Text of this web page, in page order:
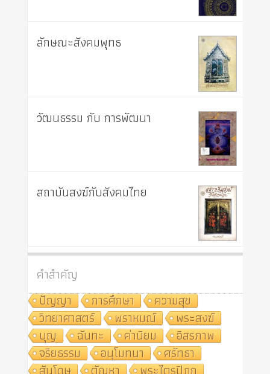
ลักษณะสังคมพุทธ
วัฒนธรรม กับ การพัฒนา
สถาบันสงฆ์กับสังคมไทย
คำสำคัญ
ปัญญา
การศึกษา
ความสุข
วิทยาศาสตร์
พราหมณ์
พระสงฆ์
บุญ
ฉันทะ ค่านิยม
อิสรภาพ
จริยธรรม
อนุโมทนา
ศรัทธา